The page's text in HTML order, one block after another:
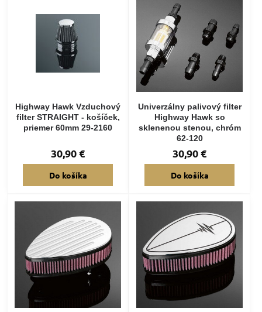
Highway Hawk Vzduchový
filter STRAIGHT - košíček,
priemer 60mm 29-2160
30,90 €
Do košíka
Univerzálny palivový filter
Highway Hawk so
sklenenou stenou, chróm
62-120
30,90 €
Do košíka